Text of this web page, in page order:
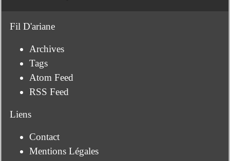
Fil D'ariane
Archives
Tags
Atom Feed
RSS Feed
Liens
Contact
Mentions Légales